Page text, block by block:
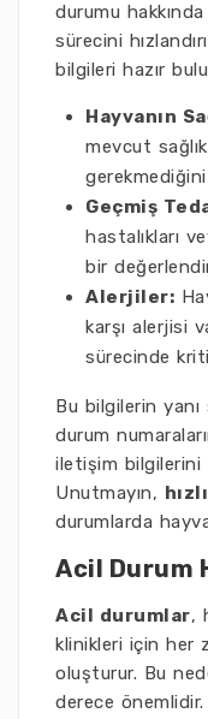
durumu
sürecini
bilgileri hazır
Hayvanın
mevcut
Geçmiş
hastalıkları
bir
Alerjiler:
karşı alerjisi
sürecinde
Bu bilgilerin
durum
iletişim bilgilerini
Unutmayın,
durumlarda
Acil Durum
Acil durumlar,
klinikleri için her
oluşturur. Bu
derece